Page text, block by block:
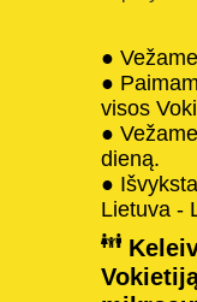
●
●
visos
●
dieną.
●
Lietuva -